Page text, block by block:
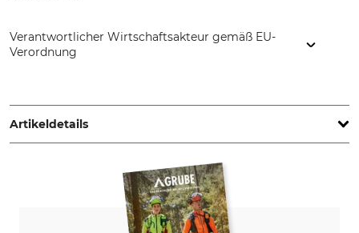
Verantwortlicher Wirtschaftsakteur gemäß EU-
Verordnung
Poland, www.cellfast.de
Artikeldetails
Produkttyp
Schlauch
Modellbezeichnung
Herstellung